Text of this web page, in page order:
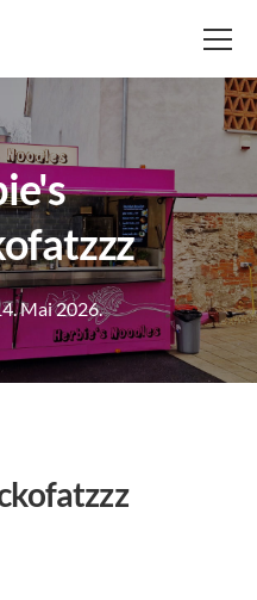
Mai 2026.